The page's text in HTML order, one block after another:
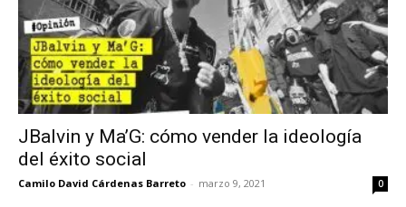
JBalvin y Ma’G: cómo vender la ideología
del éxito social
Camilo David Cárdenas Barreto - marzo 9, 2021 0